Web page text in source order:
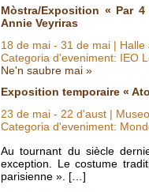
Mòstra/Exposition « Par
Annie Veyriras
18 de mai - 31 de mai | Halle
Categoria d'eveniment: IEO
Ne'n saubre mai »
Exposition temporaire «
23 de mai - 22 d'aust |
Categoria d'eveniment:
Au tournant du siècle
exception. Le costume
parisienne ». […]